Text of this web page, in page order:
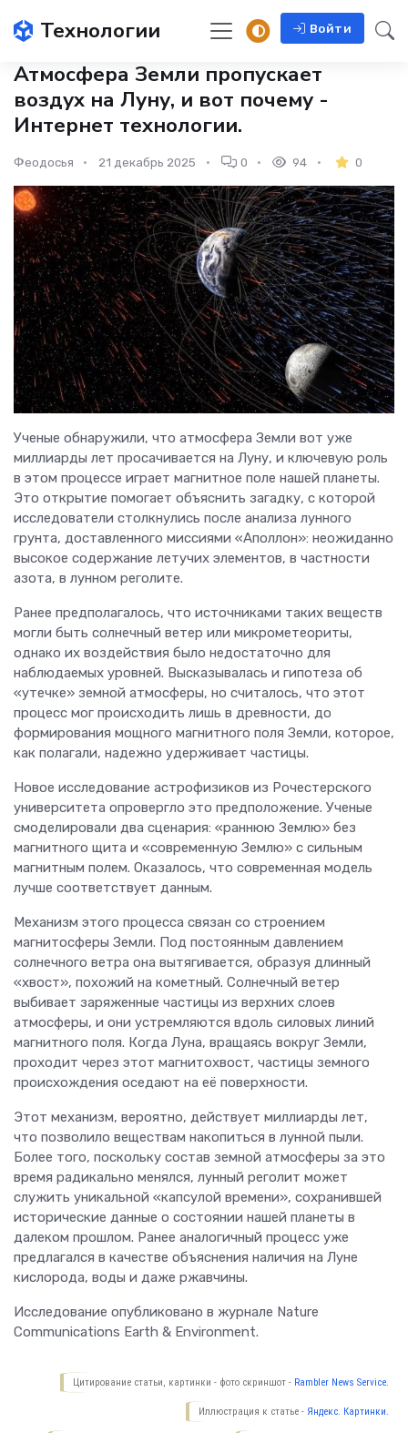
Технологии Войти
Атмосфера Земли пропускает
воздух на Луну, и вот почему -
Интернет технологии.
Феодосья 21 декабрь 2025 0 94 0
Ученые обнаружили, что атмосфера Земли вот уже
миллиарды лет просачивается на Луну, и ключевую роль
в этом процессе играет магнитное поле нашей планеты.
Это открытие помогает объяснить загадку, с которой
исследователи столкнулись после анализа лунного
грунта, доставленного миссиями «Аполлон»: неожиданно
высокое содержание летучих элементов, в частности
азота, в лунном реголите.
Ранее предполагалось, что источниками таких веществ
могли быть солнечный ветер или микрометеориты,
однако их воздействия было недостаточно для
наблюдаемых уровней. Высказывалась и гипотеза об
«утечке» земной атмосферы, но считалось, что этот
процесс мог происходить лишь в древности, до
формирования мощного магнитного поля Земли, которое,
как полагали, надежно удерживает частицы.
Новое исследование астрофизиков из Рочестерского
университета опровергло это предположение. Ученые
смоделировали два сценария: «раннюю Землю» без
магнитного щита и «современную Землю» с сильным
магнитным полем. Оказалось, что современная модель
лучше соответствует данным.
Механизм этого процесса связан со строением
магнитосферы Земли. Под постоянным давлением
солнечного ветра она вытягивается, образуя длинный
«хвост», похожий на кометный. Солнечный ветер
выбивает заряженные частицы из верхних слоев
атмосферы, и они устремляются вдоль силовых линий
магнитного поля. Когда Луна, вращаясь вокруг Земли,
проходит через этот магнитохвост, частицы земного
происхождения оседают на её поверхности.
Этот механизм, вероятно, действует миллиарды лет,
что позволило веществам накопиться в лунной пыли.
Более того, поскольку состав земной атмосферы за это
время радикально менялся, лунный реголит может
служить уникальной «капсулой времени», сохранившей
исторические данные о состоянии нашей планеты в
далеком прошлом. Ранее аналогичный процесс уже
предлагался в качестве объяснения наличия на Луне
кислорода, воды и даже ржавчины.
Исследование опубликовано в журнале Nature
Communications Earth & Environment.
Цитирование статьи, картинки - фото скриншот - Rambler News Service.
Иллюстрация к статье - Яндекс. Картинки.